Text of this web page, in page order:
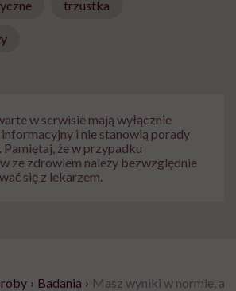
trzustka
w serwisie mają wyłącznie
i nie stanowią porady
Pamiętaj, że w przypadku
ze zdrowiem należy bezwzględnie
się z lekarzem.
› Badania › Masz wyniki w normie, a